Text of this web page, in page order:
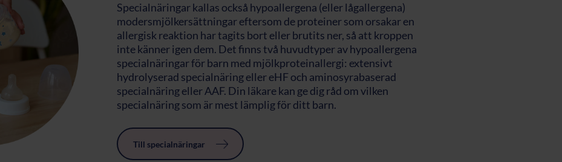
Specialnäringar kallas också hypoallergena (eller lågallergena)
modersmjölkersättningar eftersom de proteiner som orsakar en
allergisk reaktion har tagits bort eller brutits ner, så att kroppen
inte känner igen dem. Det finns två huvudtyper av hypoallergena
specialnäringar för barn med mjölkproteinallergi: extensivt
hydrolyserad specialnäring eller eHF och aminosyrabaserad
specialnäring eller AAF. Din läkare kan ge dig råd om vilken
specialnäring som är mest lämplig för ditt barn.
Till specialnäringar